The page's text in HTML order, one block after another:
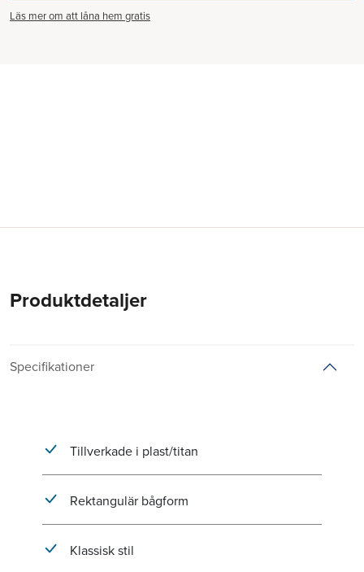
Läs mer om att låna hem gratis
Produktdetaljer
Specifikationer
Tillverkade i plast/titan
Rektangulär bågform
Klassisk stil